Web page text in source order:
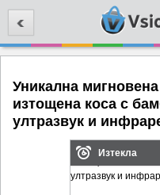
Уникална
изтощена коса с
ултразвук и
Изтекла